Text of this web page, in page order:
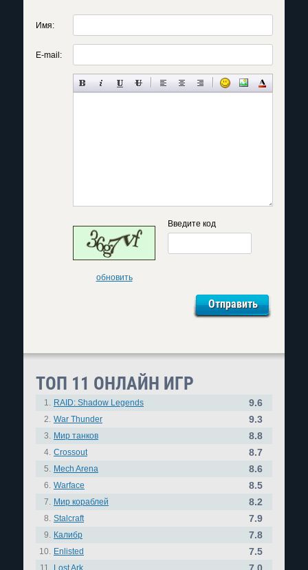
Имя:
E-mail:
обновить
Введите код
ТОП 11 ОНЛАЙН ИГР
1. RAID: Shadow Legends 9.6
2. War Thunder 9.3
3. Мир танков 8.8
4. Crossout 8.7
5. Mech Arena 8.6
6. Warface 8.5
7. Мир кораблей 8.2
8. Stalcraft 7.9
9. Калибр 7.8
10. Enlisted 7.5
11. Lost Ark